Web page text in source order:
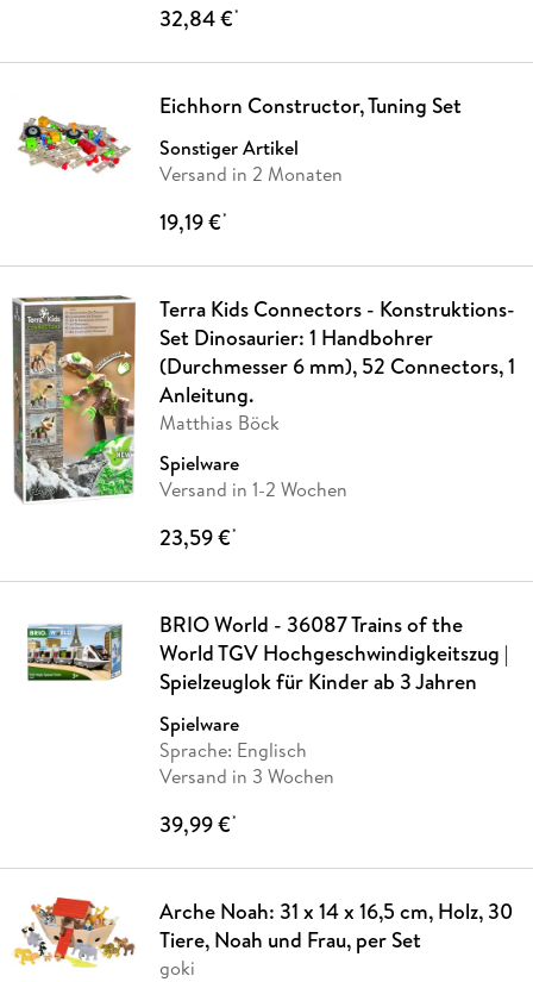
32,84 €*
Eichhorn Constructor, Tuning Set
Sonstiger Artikel
Versand in 2 Monaten
19,19 €*
Terra Kids Connectors - Konstruktions-
Set Dinosaurier: 1 Handbohrer
(Durchmesser 6 mm), 52 Connectors, 1
Anleitung.
Matthias Böck
Spielware
Versand in 1-2 Wochen
23,59 €*
BRIO World - 36087 Trains of the
World TGV Hochgeschwindigkeitszug |
Spielzeuglok für Kinder ab 3 Jahren
Spielware
Sprache: Englisch
Versand in 3 Wochen
39,99 €*
Arche Noah: 31 x 14 x 16,5 cm, Holz, 30
Tiere, Noah und Frau, per Set
goki